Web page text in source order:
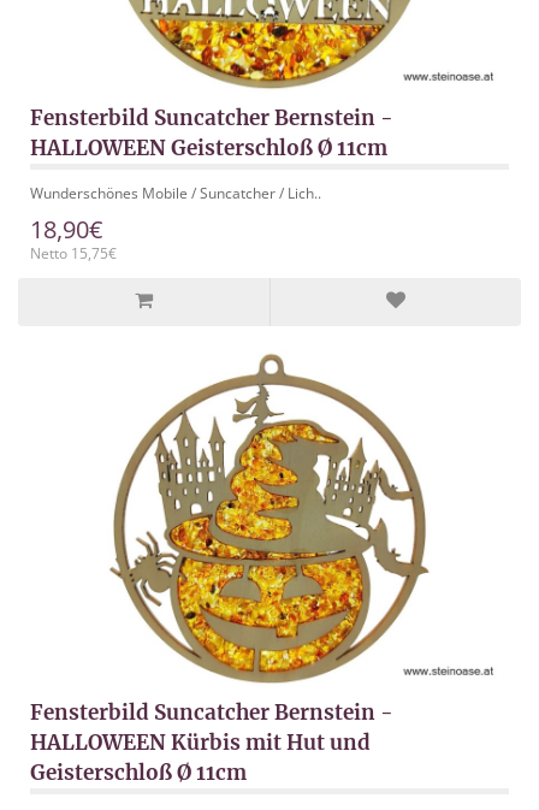
Fensterbild Suncatcher Bernstein -
HALLOWEEN Geisterschloß Ø 11cm
Wunderschönes Mobile / Suncatcher / Lich..
18,90€
Netto 15,75€
Fensterbild Suncatcher Bernstein -
HALLOWEEN Kürbis mit Hut und
Geisterschloß Ø 11cm